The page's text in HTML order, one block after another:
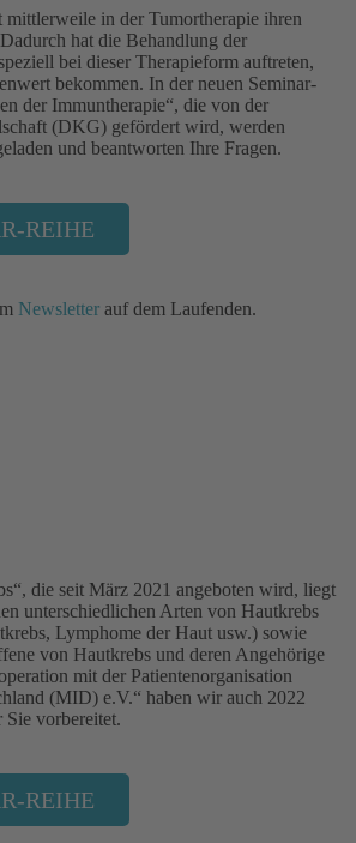
mittlerweile in der Tumortherapie ihren
hat die Behandlung der
bei dieser Therapieform auftreten,
bekommen. In der neuen Seminar-
der Immuntherapie“, die von der
(DKG) gefördert wird, werden
und beantworten Ihre Fragen.
REIHE
Newsletter auf dem Laufenden.
die seit März 2021 angeboten wird, liegt
unterschiedlichen Arten von Hautkrebs
Lymphome der Haut usw.) sowie
von Hautkrebs und deren Angehörige
mit der Patientenorganisation
(MID) e.V.“ haben wir auch 2022
Sie vorbereitet.
REIHE